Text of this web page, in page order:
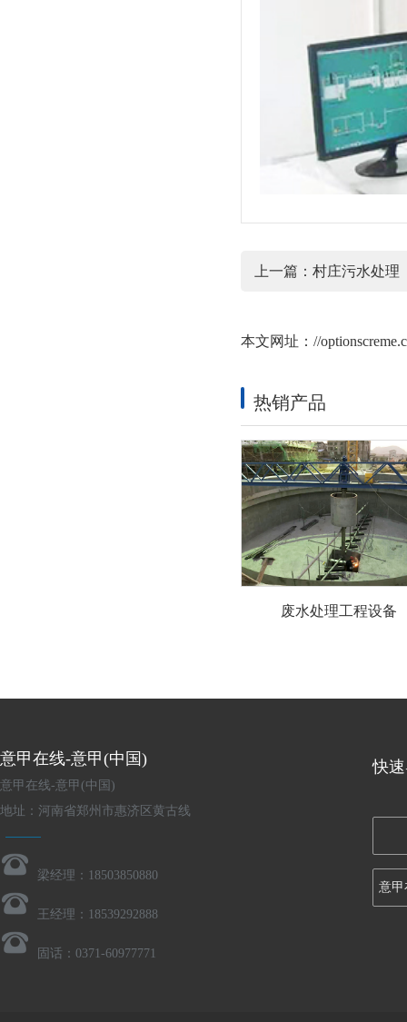
上一篇： 村庄污水处理
本文网址： //
热销产品
废水处理工程设备
意甲在线-意甲(中国)
意甲在线-意甲(中国)
地址：河南省郑州市惠济区黄古线
梁经理：18503850880
王经理：18539292888
固话：0371-60977771
快
意甲